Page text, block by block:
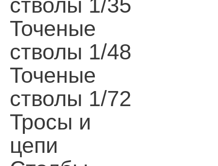
стволы 1/35
Точеные
стволы 1/48
Точеные
стволы 1/72
Тросы и
цепи